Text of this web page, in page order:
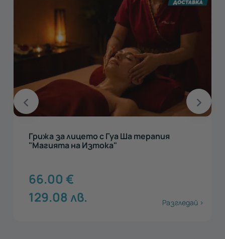
Терапия за лице "Злато и коприна"
101.7лв.